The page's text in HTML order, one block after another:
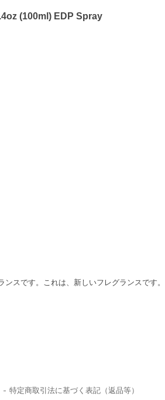
(100ml) EDP Spray
スです。これは、新しいフレグランスです。
特定商取引法に基づく表記（返品等）